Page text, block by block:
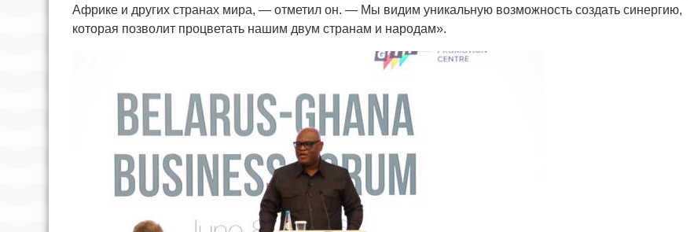
Главный исполнительный директор Центра содействия инвестициям Ганы Саймон Маджи подчеркнул, что